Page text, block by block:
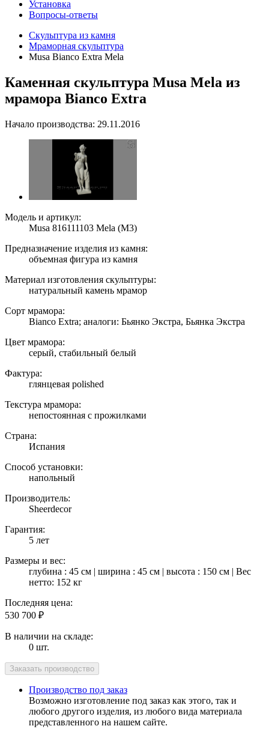
Установка
Вопросы-ответы
Скульптура из камня
Мраморная скульптура
Musa Bianco Extra Mela
Каменная скульптура Musa Mela из
мрамора Bianco Extra
Начало производства: 29.11.2016
Модель и артикул:
Musa 816111103 Mela (M3)
Предназначение изделия из камня:
объемная фигура из камня
Материал изготовления скульптуры:
натуральный камень мрамор
Сорт мрамора:
Bianco Extra; аналоги: Бьянко Экстра, Бьянка Экстра
Цвет мрамора:
серый, стабильный белый
Фактура:
глянцевая polished
Текстура мрамора:
непостоянная с прожилками
Страна:
Испания
Способ установки:
напольный
Производитель:
Sheerdecor
Гарантия:
5 лет
Размеры и вес:
глубина : 45 см | ширина : 45 см | высота : 150 см | Вес
нетто: 152 кг
Последняя цена:
530 700 ₽
В наличии на складе:
0 шт.
Производство под заказ
Возможно изготовление под заказ как этого, так и
любого другого изделия, из любого вида материала
представленного на нашем сайте.